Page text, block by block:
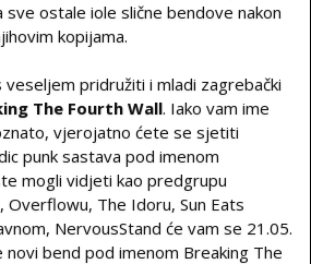
ostale iole slične bendove nakon
kopijama.
veseljem pridružiti i mladi zagrebački
The Fourth Wall. Iako vam ime
vjerojatno ćete se sjetiti
punk sastava pod imenom
mogli vidjeti kao predgrupu
Overflowu, The Idoru, Sun Eats
NervousStand će vam se 21.05.
bend pod imenom Breaking The